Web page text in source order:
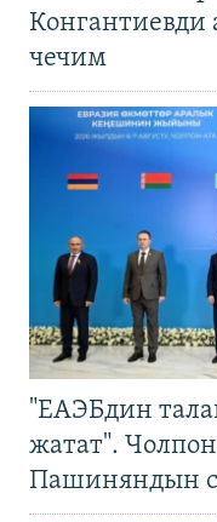
Конгантиевди
чечим
"ЕАЭБдин
жатат".
Пашиняндын